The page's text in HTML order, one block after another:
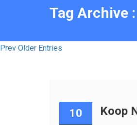
Tag Archive
Prev Older Entries
10 Koop